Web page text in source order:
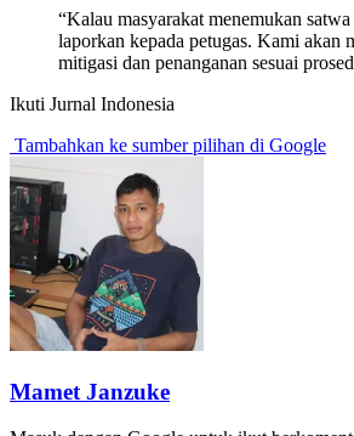
“Kalau masyarakat menemukan satwa
laporkan kepada petugas. Kami akan
mitigasi dan penanganan sesuai
Ikuti Jurnal Indonesia
Tambahkan ke sumber pilihan di Google
Mamet Janzuke